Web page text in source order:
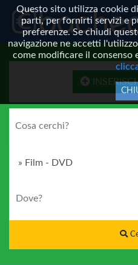
Questo sito utilizza cookie
parti, per fornirti servizi e
preferenze. Se chiudi
navigazione ne accetti
come modificare il consenso